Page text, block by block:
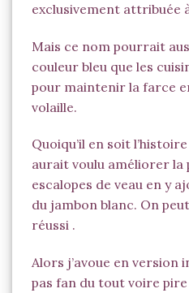
exclusivement attribuée
Mais ce nom pourrait
couleur bleu que les
pour maintenir la farce
volaille.
Quoiqu’il en soit
aurait voulu améliorer la
escalopes de veau en y
du jambon blanc. On
réussi .
Alors j’avoue en version
pas fan du tout voire pire